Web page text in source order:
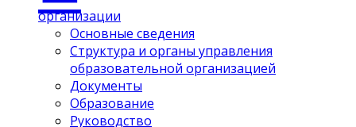
организации
Основные сведения
Структура и органы управления
образовательной организацией
Документы
Образование
Руководство